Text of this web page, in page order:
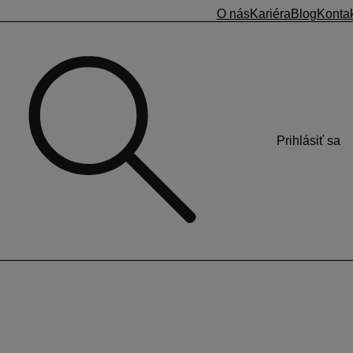
O násKariéra Blog
Prihlásiť sa